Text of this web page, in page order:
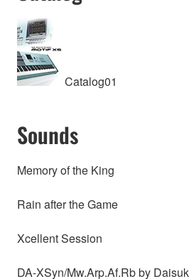
Catalog01
Sounds
Memory of the King
Rain after the Game
Xcellent Session
DA-XSyn/Mw.Arp.Af.Rb by